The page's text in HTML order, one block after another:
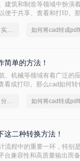
建筑和制造等领域中扮演
便于共享、查看和打印。
如何将cad转成pdf格式，实用的方法来了
简单的方法！
、机械等领域有着广泛的
或打印。那么cad如何转
如何将cad转成pdf格式，分享一种简单的方法
这二种转换方法！
流程中的重要一环，特别
兼容性和高质量输出而